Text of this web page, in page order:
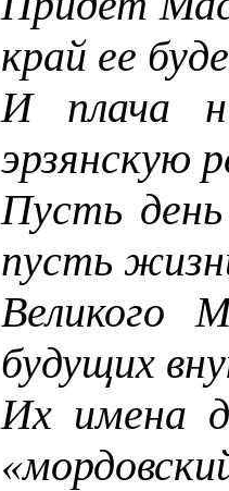
край ее
И плача
эрзянскую
Пусть
пусть
Великого
будущих
Их имена